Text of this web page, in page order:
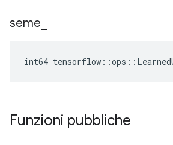
seme
int64
Funzioni pubbliche